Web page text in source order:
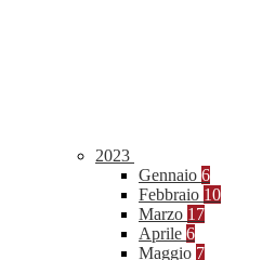
2023
Gennaio 6
Febbraio 10
Marzo 17
Aprile 6
Maggio 7